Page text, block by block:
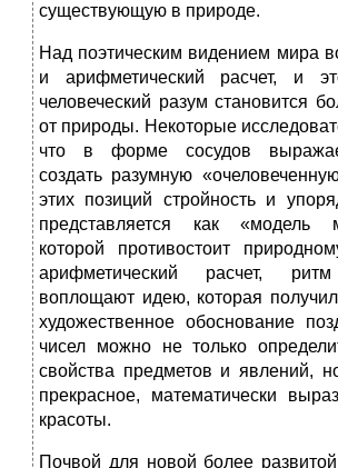
существующую в природе.
Над поэтическим видением мира
и арифметический расчет, и
человеческий разум становится
от природы. Некоторые
что в форме сосудов
создать разумную
этих позиций стройность и
представляется как «модель
которой противостоит
арифметический расчет,
воплощают идею, которая
художественное обоснование
чисел можно не только
свойства предметов и явлений,
прекрасное, математически
красоты.
Почвой для новой более